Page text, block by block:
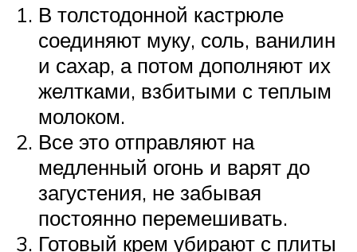
В толстодонной кастрюле
соединяют муку, соль, ванилин
и сахар, а потом дополняют их
желтками, взбитыми с теплым
молоком.
Все это отправляют на
медленный огонь и варят до
загустения, не забывая
постоянно перемешивать.
Готовый крем убирают с плиты